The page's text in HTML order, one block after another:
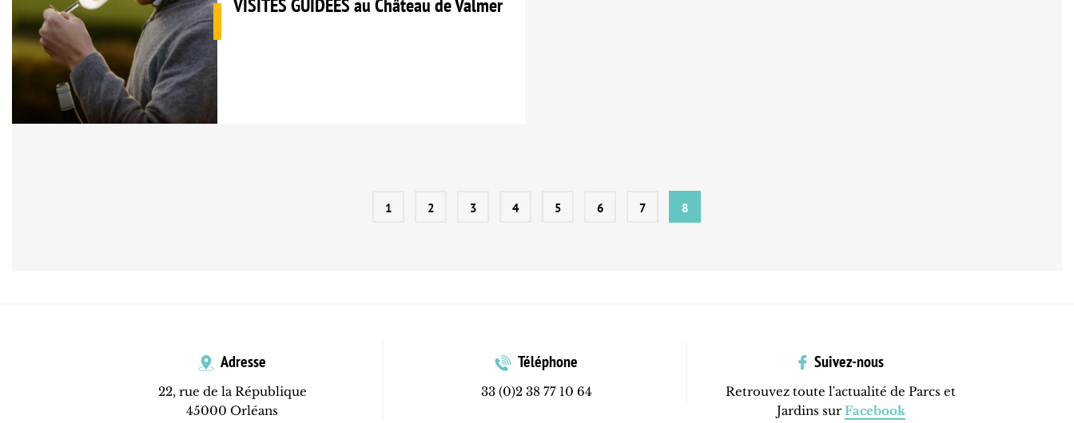
VISITES GUIDÉES au Château de Valmer
1 2 3 4 5 6 7 8
Adresse
22, rue de la République
45000 Orléans
Téléphone
33 (0)2 38 77 10 64
Suivez-nous
Retrouvez toute l'actualité de Parcs et
Jardins sur Facebook